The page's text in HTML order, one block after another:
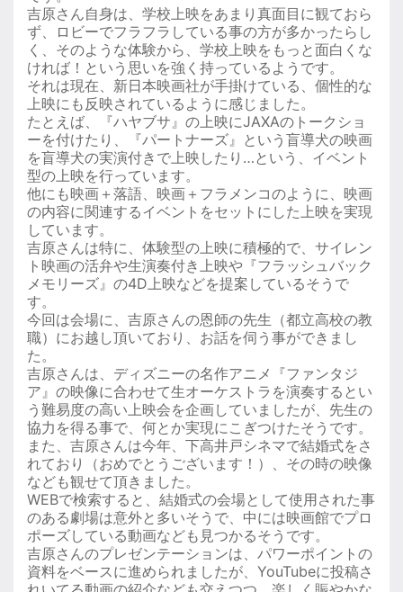
吉原さん自身は、学校上映をあまり真面目に観ておら
ず、ロビーでフラフラしている事の方が多かったらし
く、そのような体験から、学校上映をもっと面白くな
ければ！という思いを強く持っているようです。
それは現在、新日本映画社が手掛けている、個性的な
上映にも反映されているように感じました。
たとえば、『ハヤブサ』の上映にJAXAのトークショ
ーを付けたり、『パートナーズ』という盲導犬の映画
を盲導犬の実演付きで上映したり…という、イベント
型の上映を行っています。
他にも映画＋落語、映画＋フラメンコのように、映画
の内容に関連するイベントをセットにした上映を実現
しています。
吉原さんは特に、体験型の上映に積極的で、サイレン
ト映画の活弁や生演奏付き上映や『フラッシュバック
メモリーズ』の4D上映などを提案しているそうで
す。
今回は会場に、吉原さんの恩師の先生（都立高校の教
職）にお越し頂いており、お話を伺う事ができまし
た。
吉原さんは、ディズニーの名作アニメ『ファンタジ
ア』の映像に合わせて生オーケストラを演奏するとい
う難易度の高い上映会を企画していましたが、先生の
協力を得る事で、何とか実現にこぎつけたそうです。
また、吉原さんは今年、下高井戸シネマで結婚式をさ
れており（おめでとうございます！）、その時の映像
なども観せて頂きました。
WEBで検索すると、結婚式の会場として使用された事
のある劇場は意外と多いそうで、中には映画館でプロ
ポーズしている動画なども見つかるそうです。
吉原さんのプレゼンテーションは、パワーポイントの
資料をベースに進められましたが、YouTubeに投稿さ